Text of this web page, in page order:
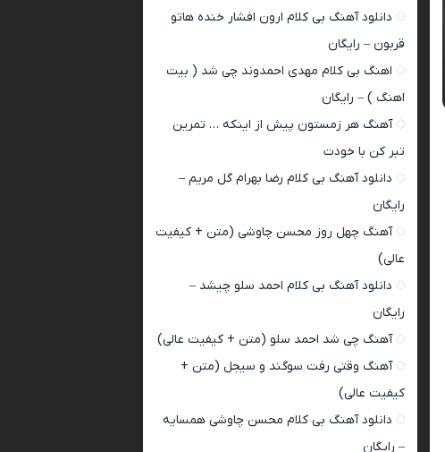
دانلود آهنگ بی کلام ارون افشار خنده هاتو
قربون – رایگان
اهنگ بی کلام مهدی احمدوند چی شد ( بیت
اهنگ ) – رایگان
آهنگ هر زمستون پیش از اینکه … تمرین
تبر کن با خودت
دانلود آهنگ بی کلام رضا بهرام گل مریم –
رایگان
آهنگ چهل روز محسن چاوشی (متن + کیفیت
عالی)
دانلود آهنگ بی کلام احمد سلو چیشد –
رایگان
آهنگ چی شد احمد سلو (متن + کیفیت عالی)
آهنگ وقتی رفت سوگند و سیجل (متن +
کیفیت عالی)
دانلود آهنگ بی کلام محسن چاوشی همسایه
– رایگان